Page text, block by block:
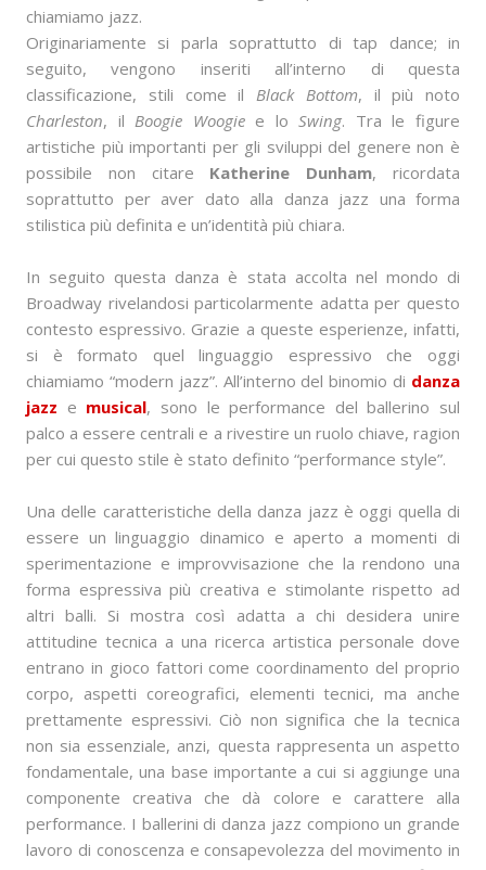
chiamiamo jazz.
Originariamente si parla soprattutto di tap dance; in
seguito, vengono inseriti all’interno di questa
classificazione, stili come il Black Bottom, il più noto
Charleston, ilBoogie Woogiee loSwing. Tra le figure
artistiche più importanti per gli sviluppi del genere non è
possibile non citare Katherine Dunham, ricordata
soprattutto per aver dato alla danza jazz una forma
stilistica più definita e un’identità più chiara.
In seguito questa danza è stata accolta nel mondo di
Broadway rivelandosi particolarmente adatta per questo
contesto espressivo. Grazie a queste esperienze, infatti,
si è formato quel linguaggio espressivo che oggi
chiamiamo “modern jazz”. All’interno del binomio di danza
jazz e musical, sono le performance del ballerino sul
palco a essere centrali e a rivestire un ruolo chiave, ragion
per cui questo stile è stato definito “performance style”.
Una delle caratteristiche della danza jazz è oggi quella di
essere un linguaggio dinamico e aperto a momenti di
sperimentazione e improvvisazione che la rendono una
forma espressiva più creativa e stimolante rispetto ad
altri balli. Si mostra così adatta a chi desidera unire
attitudine tecnica a una ricerca artistica personale dove
entrano in gioco fattori come coordinamento del proprio
corpo, aspetti coreografici, elementi tecnici, ma anche
prettamente espressivi. Ciò non significa che la tecnica
non sia essenziale, anzi, questa rappresenta un aspetto
fondamentale, una base importante a cui si aggiunge una
componente creativa che dà colore e carattere alla
performance. I ballerini di danza jazz compiono un grande
lavoro di conoscenza e consapevolezza del movimento in